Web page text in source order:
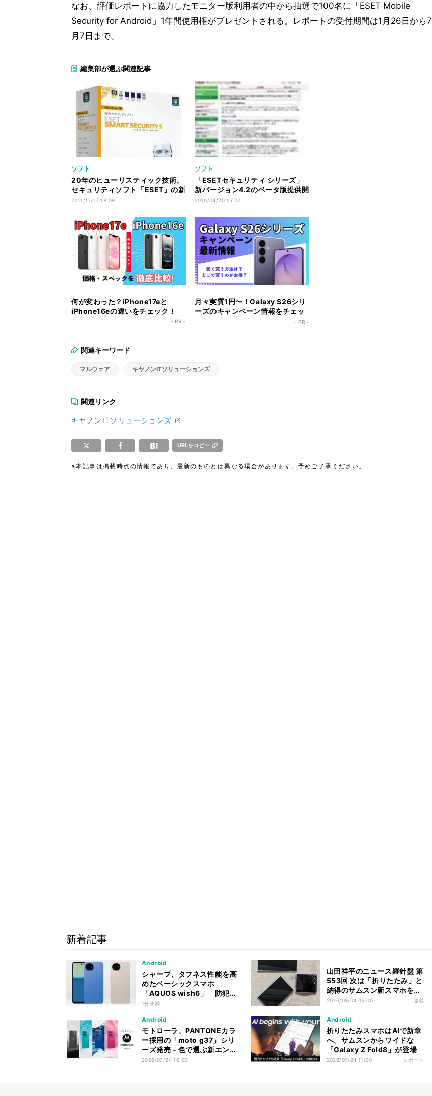
なお、評価レポートに協力したモニター版利用者の中から抽選で100名に「ESET Mobile
Security for Android」1年間使用権がプレゼントされる。レポートの受付期間は1月26日から7
月7日まで。
編集部が選ぶ関連記事
ソフト
20年のヒューリスティック技術、
セキュリティソフト「ESET」の新
バージョン
2011/11/17 18:09
ソフト
「ESETセキュリティ シリーズ」
新バージョン4.2のベータ版提供開
始
2010/04/20 15:00
何が変わった？iPhone17eと
iPhone16eの違いをチェック！
- PR -
月々実質1円〜！Galaxy S26シリ
ーズのキャンペーン情報をチェッ
- PR -
関連キーワード
マルウェア キヤノンITソリューションズ
関連リンク
キヤノンITソリューションズ
URLをコピー
※本記事は掲載時点の情報であり、最新のものとは異なる場合があります。予めご了承ください。
新着記事
Android
シャープ、タフネス性能を高
めたベーシックスマホ
「AQUOS wish6」 防犯性
能も充実
1分未満
山田祥平のニュース羅針盤 第
553回 次は「折りたたみ」と
納得のサムスン新スマホを使
って、AIで迷う
2026/08/04 06:00 連載
Android
モトローラ、PANTONEカラ
ー採用の「moto g37」シリ
ーズ発売 - 色で選ぶ新エント
リーモデル
2026/07/24 16:00
Android
折りたたみスマホはAIで新章
へ。サムスンからワイドな
「Galaxy Z Fold8」が登場
2026/07/24 11:00 レポート